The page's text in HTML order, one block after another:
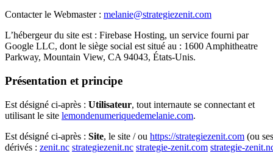
Contacter le Webmaster : melanie@strategiezenit.com
L’hébergeur du site est : Firebase Hosting, un service fourni par
Google LLC, dont le siège social est situé au : 1600 Amphitheatre
Parkway, Mountain View, CA 94043, États-Unis.
Présentation et principe
Est désigné ci-après : Utilisateur, tout internaute se connectant et
utilisant le site lemondenumeriquedemelanie.com.
Est désigné ci-après : Site, le site / ou https://strategiezenit.com (ou ses
dérivés : zenit.nc strategiezenit.nc strategie-zenit.com strategie-